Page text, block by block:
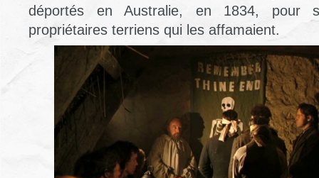
déportés en Australie, en 1834, pour
propriétaires terriens qui les affamaient.